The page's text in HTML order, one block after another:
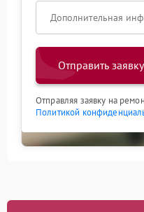
Отправить заявку
Отправляя заявку на
Политикой